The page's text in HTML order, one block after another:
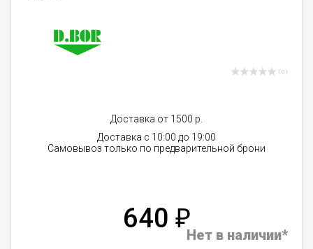
( 0 )
Доставка от 1500 р.
Доставка с 10:00 до 19:00
Самовывоз только по предварительной брони
640 ₽
Нет в наличии*